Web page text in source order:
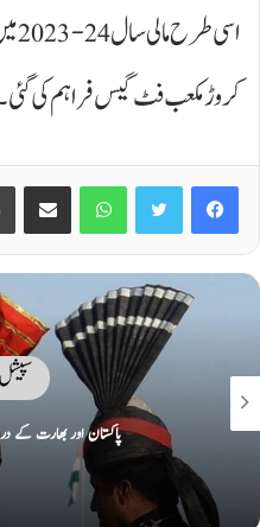
کروڑ مکعب فٹ گیس فراہم کی
Facebook
Twitter
Email
پاکستان سمیت دنیا بھر میں سونا کیوں